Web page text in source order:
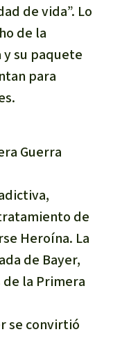
de vida”. Lo
de la
su paquete
para
Guerra
de
Heroína. La
de Bayer,
la Primera
se convirtió